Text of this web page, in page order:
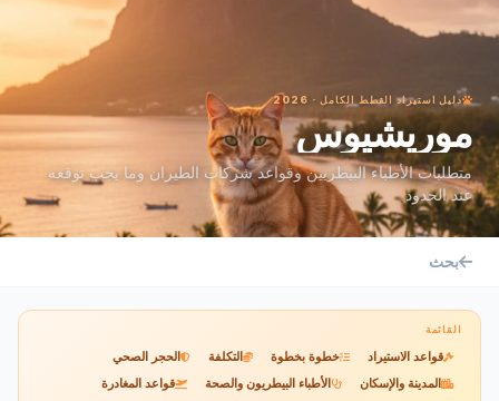
دليل استيراد القطط الكامل · 2026
موريشيوس
متطلبات الأطباء البيطريين وقواعد شركات الطيران وما يجب توقعه
عند الحدود
بحث
القائمة
قواعد الاستيراد خطوة بخطوة التكلفة
الحجر الصحي
المدينة والإسكان
الأطباء البيطريون والصحة
قواعد المغادرة